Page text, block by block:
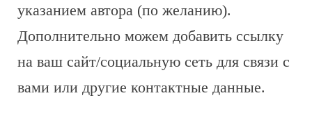
указанием автора (по желанию).
Дополнительно можем добавить ссылку
на ваш сайт/социальную сеть для связи с
вами или другие контактные данные.